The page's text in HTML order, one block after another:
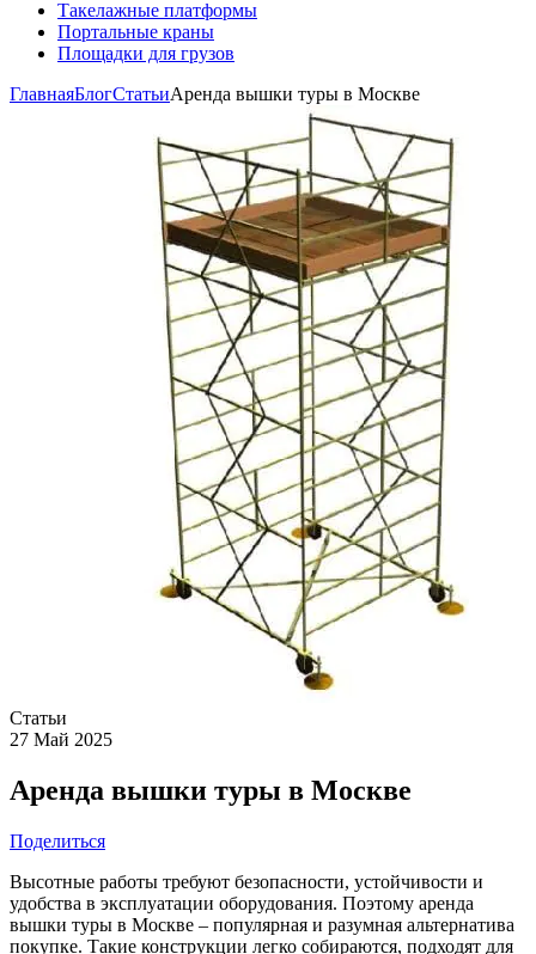
Такелажные платформы
Портальные краны
Площадки для грузов
ГлавнаяБлогСтатьиАренда вышки туры в Москве
Статьи
27 Май 2025
Аренда вышки туры в Москве
Поделиться
Высотные работы требуют безопасности, устойчивости и
удобства в эксплуатации оборудования. Поэтому аренда
вышки туры в Москве – популярная и разумная альтернатива
покупке. Такие конструкции легко собираются, подходят для